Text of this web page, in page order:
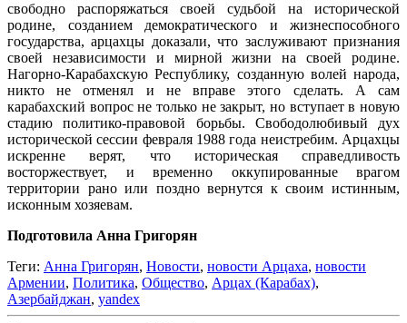
свободно распоряжаться своей судьбой на исторической
родине, созданием демократического и жизнеспособного
государства, арцахцы доказали, что заслуживают признания
своей независимости и мирной жизни на своей родине.
Нагорно-Карабахскую Республику, созданную волей народа,
никто не отменял и не вправе этого сделать. А сам
карабахский вопрос не только не закрыт, но вступает в новую
стадию политико-правовой борьбы. Свободолюбивый дух
исторической сессии февраля 1988 года неистребим. Арцахцы
искренне верят, что историческая справедливость
восторжествует, и временно оккупированные врагом
территории рано или поздно вернутся к своим истинным,
исконным хозяевам.
Подготовила Анна Григорян
Теги: Анна Григорян, Новости, новости Арцаха, новости
Армении, Политика, Общество, Арцах (Карабах),
Азербайджан, yandex